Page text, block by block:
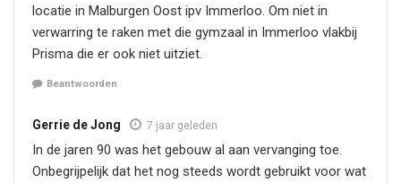
locatie in Malburgen Oost ipv Immerloo. Om niet in
verwarring te raken met die gymzaal in Immerloo vlakbij
Prisma die er ook niet uitziet.
Beantwoorden
Gerrie de Jong 7 jaar geleden
In de jaren 90 was het gebouw al aan vervanging toe.
Onbegrijpelijk dat het nog steeds wordt gebruikt voor wat